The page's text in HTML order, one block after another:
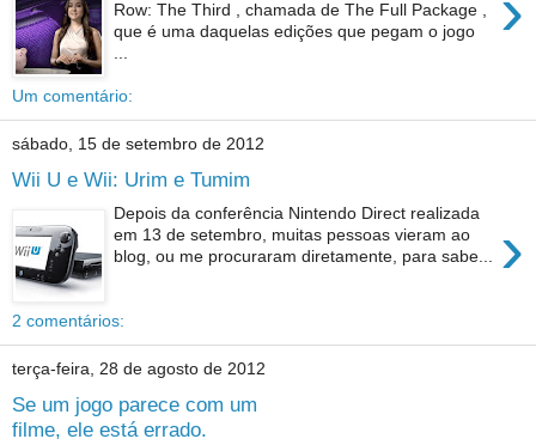
Row: The Third , chamada de The Full Package ,
que é uma daquelas edições que pegam o jogo
Um comentário:
sábado, 15 de setembro de 2012
Wii U e Wii: Urim e Tumim
›
Depois da conferência Nintendo Direct realizada
em 13 de setembro, muitas pessoas vieram ao
blog, ou me procuraram diretamente, para sabe...
2 comentários:
terça-feira, 28 de agosto de 2012
Se um jogo parece com um
filme, ele está errado.